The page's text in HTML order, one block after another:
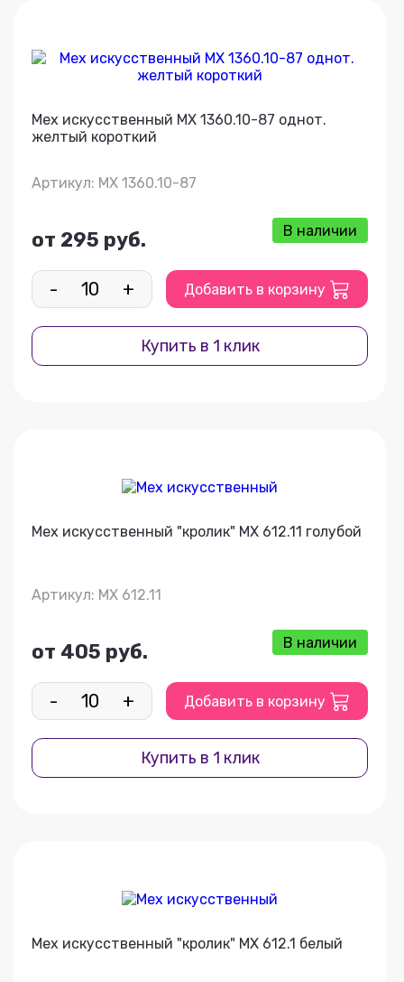
Мех искусственный МХ 1360.10-87 однот.
желтый короткий
Артикул: МХ 1360.10-87
от 295 руб. В наличии
- + Добавить в корзину
Купить в 1 клик
Мех искусственный "кролик" МХ 612.11 голубой
Артикул: МХ 612.11
от 405 руб. В наличии
- + Добавить в корзину
Купить в 1 клик
Мех искусственный "кролик" МХ 612.1 белый